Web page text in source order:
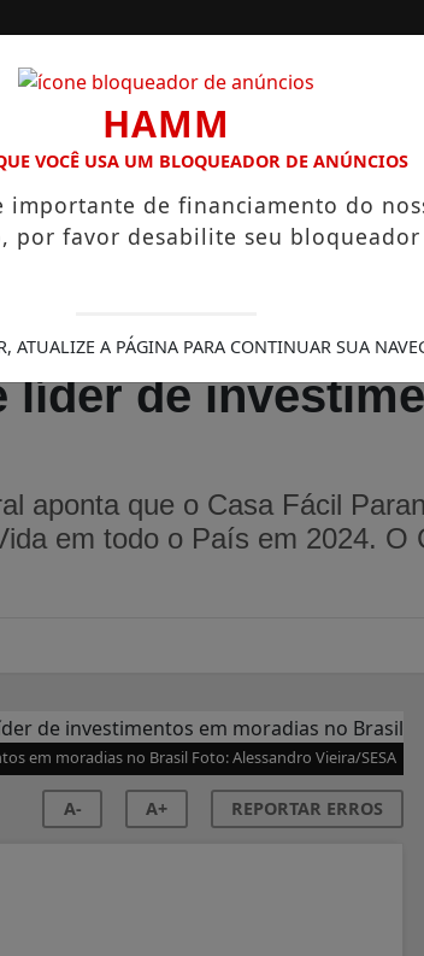
INÍCIO
CHEGAM A R$ 3,8 MIL IGREJA DO DIVINO
líder de
aponta que o Casa Fácil
em todo o País em 2024. O
em moradias no Brasil Foto: Alessandro Vieira/SESA
A- A+ REPORTAR ERROS
HAMM
VOCÊ USA UM BLOQUEADOR DE ANÚNCIOS
de financiamento do
por favor desabilite seu
ATUALIZE A PÁGINA PARA CONTINUAR SUA